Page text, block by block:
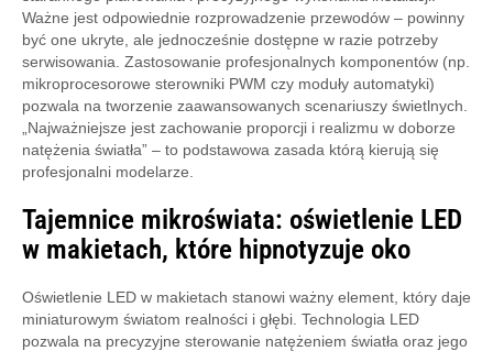
Ważne jest odpowiednie rozprowadzenie przewodów – powinny
być one ukryte, ale jednocześnie dostępne w razie potrzeby
serwisowania. Zastosowanie profesjonalnych komponentów (np.
mikroprocesorowe sterowniki PWM czy moduły automatyki)
pozwala na tworzenie zaawansowanych scenariuszy świetlnych.
„Najważniejsze jest zachowanie proporcji i realizmu w doborze
natężenia światła” – to podstawowa zasada którą kierują się
profesjonalni modelarze.
Tajemnice mikroświata: oświetlenie LED
w makietach, które hipnotyzuje oko
Oświetlenie LED w makietach stanowi ważny element, który daje
miniaturowym światom realności i głębi. Technologia LED
pozwala na precyzyjne sterowanie natężeniem światła oraz jego